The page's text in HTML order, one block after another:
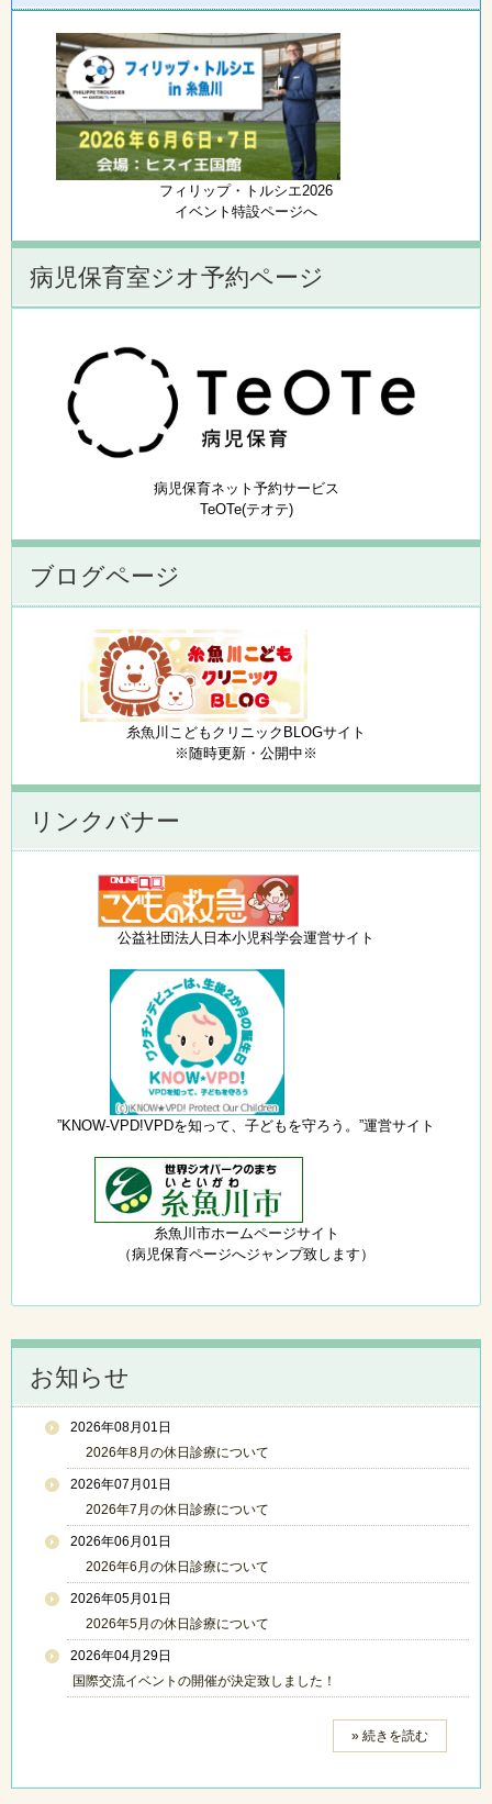
フィリップ・トルシエ2026
イベント特設ページへ
病児保育室ジオ予約ページ
病児保育ネット予約サービス
TeOTe(テオテ)
ブログページ
糸魚川こどもクリニックBLOGサイト
※随時更新・公開中※
リンクバナー
公益社団法人日本小児科学会運営サイト
”KNOW-VPD!VPDを知って、子どもを守ろう。”運営サイト
糸魚川市ホームページサイト
（病児保育ページへジャンプ致します）
お知らせ
2026年08月01日
2026年8月の休日診療について
2026年07月01日
2026年7月の休日診療について
2026年06月01日
2026年6月の休日診療について
2026年05月01日
2026年5月の休日診療について
2026年04月29日
国際交流イベントの開催が決定致しました！
» 続きを読む